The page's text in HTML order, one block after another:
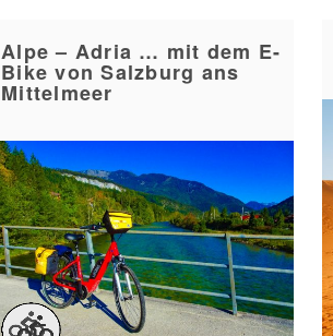
Alpe – Adria … mit dem E-
Bike von Salzburg ans
Mittelmeer